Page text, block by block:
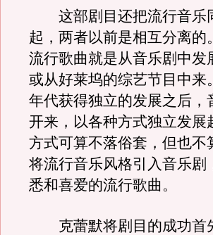
这部剧目还把流行音乐
起，两者以前是相互分离
流行歌曲就是从音乐剧中
或从好莱坞的综艺节目中
年代获得独立的发展之后
开来，以各种方式独立发
方式可算不落俗套，但也
将流行音乐风格引入音乐
悉和喜爱的流行歌曲。
克蕾默将剧目的成功首